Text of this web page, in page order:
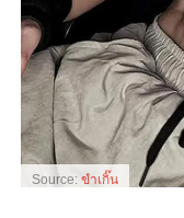
Source: ขำเกิ๊น